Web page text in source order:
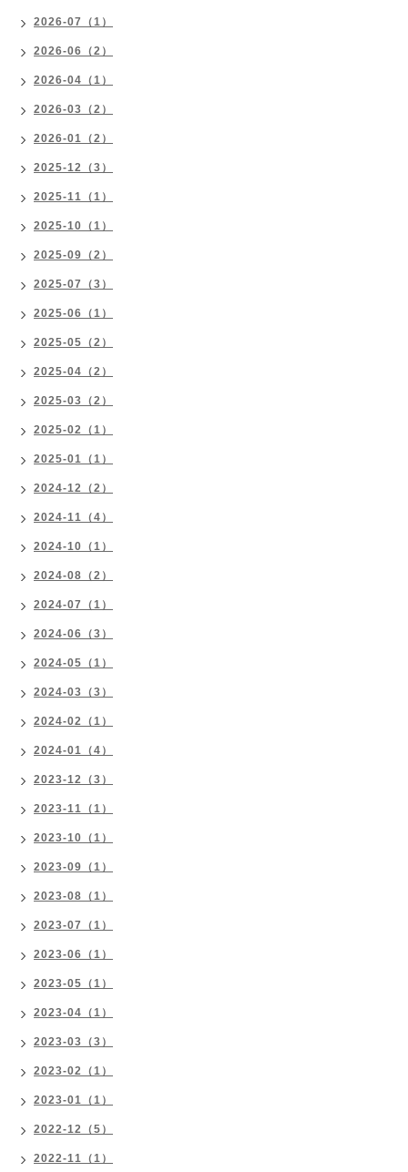
2026-07（1）
2026-06（2）
2026-04（1）
2026-03（2）
2026-01（2）
2025-12（3）
2025-11（1）
2025-10（1）
2025-09（2）
2025-07（3）
2025-06（1）
2025-05（2）
2025-04（2）
2025-03（2）
2025-02（1）
2025-01（1）
2024-12（2）
2024-11（4）
2024-10（1）
2024-08（2）
2024-07（1）
2024-06（3）
2024-05（1）
2024-03（3）
2024-02（1）
2024-01（4）
2023-12（3）
2023-11（1）
2023-10（1）
2023-09（1）
2023-08（1）
2023-07（1）
2023-06（1）
2023-05（1）
2023-04（1）
2023-03（3）
2023-02（1）
2023-01（1）
2022-12（5）
2022-11（1）